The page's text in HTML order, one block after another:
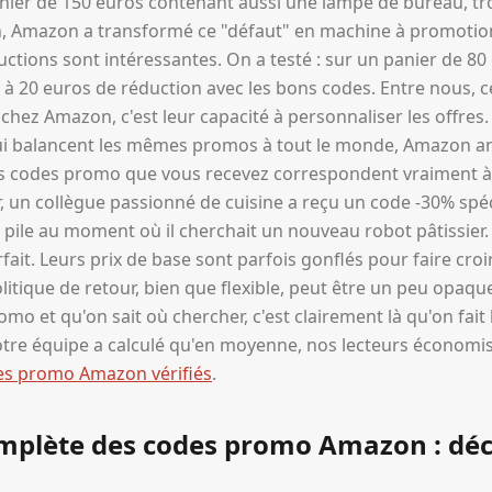
Amazon a transformé ce "défaut" en machine à
sont intéressantes. On a testé : sur un panier de
20 euros de réduction avec les bons codes. Entre nous,
Amazon, c'est leur capacité à personnaliser les
balancent les mêmes promos à tout le monde, Amazon
codes promo que vous recevez correspondent vraiment
un collègue passionné de cuisine a reçu un code -30%
au moment où il cherchait un nouveau robot
Leurs prix de base sont parfois gonflés pour faire
de retour, bien que flexible, peut être un peu
et qu'on sait où chercher, c'est clairement là qu'on fait
équipe a calculé qu'en moyenne, nos lecteurs
promo Amazon vérifiés.
des codes promo Amazon :